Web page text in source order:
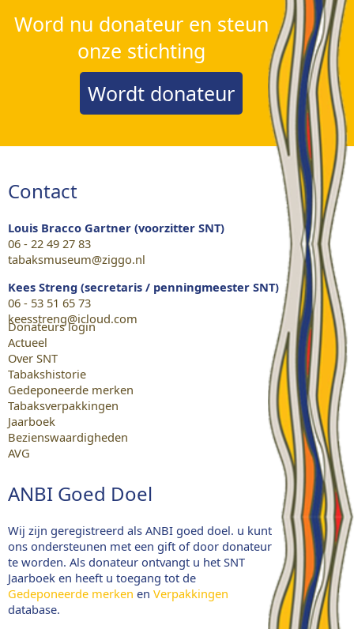
Word nu donateur en steun
onze stichting
Wordt donateur
Contact
Louis Bracco Gartner (voorzitter SNT)
06 - 22 49 27 83
tabaksmuseum@ziggo.nl
Kees Streng (secretaris / penningmeester SNT)
06 - 53 51 65 73
keesstreng@icloud.com
Donateurs login
Actueel
Over SNT
Tabakshistorie
Gedeponeerde merken
Tabaksverpakkingen
Jaarboek
Bezienswaardigheden
AVG
ANBI Goed Doel
Wij zijn geregistreerd als ANBI goed doel. u kunt
ons ondersteunen met een gift of door donateur
te worden. Als donateur ontvangt u het SNT
Jaarboek en heeft u toegang tot de
Gedeponeerde merken en Verpakkingen
database.